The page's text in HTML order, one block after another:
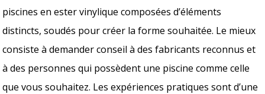
piscines en ester vinylique composées d’éléments
distincts, soudés pour créer la forme souhaitée. Le mieux
consiste à demander conseil à des fabricants reconnus et
à des personnes qui possèdent une piscine comme celle
que vous souhaitez. Les expériences pratiques sont d’une